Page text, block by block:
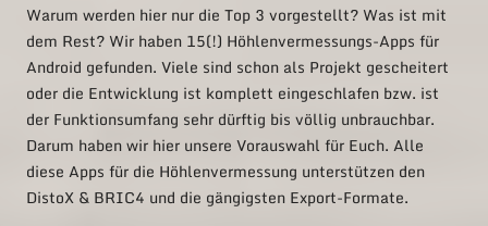
Warum werden hier nur die Top 3 vorgestellt? Was ist mit
dem Rest? Wir haben 15(!) Höhlenvermessungs-Apps für
Android gefunden. Viele sind schon als Projekt gescheitert
oder die Entwicklung ist komplett eingeschlafen bzw. ist
der Funktionsumfang sehr dürftig bis völlig unbrauchbar.
Darum haben wir hier unsere Vorauswahl für Euch. Alle
diese Apps für die Höhlenvermessung unterstützen den
DistoX & BRIC4 und die gängigsten Export-Formate.